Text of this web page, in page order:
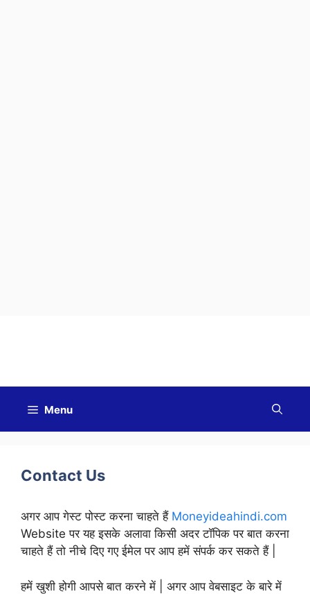
Menu
Contact Us
अगर आप गेस्ट पोस्ट करना चाहते हैं Moneyideahindi.com
Website पर यह इसके अलावा किसी अदर टॉपिक पर बात करना
चाहते हैं तो नीचे दिए गए ईमेल पर आप हमें संपर्क कर सकते हैं |
हमें खुशी होगी आपसे बात करने में | अगर आप वेबसाइट के बारे में